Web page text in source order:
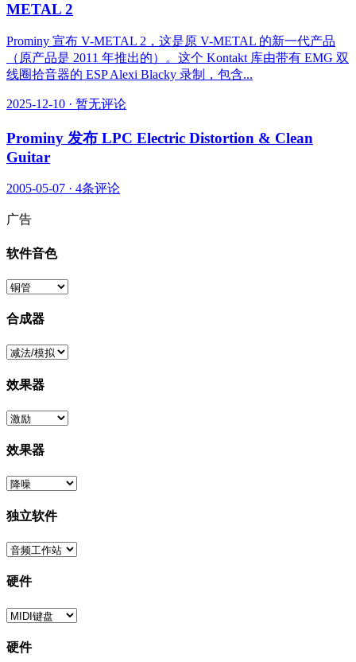
METAL 2
Prominy 宣布 V-METAL 2，这是原 V-METAL 的新一代产品
（原产品是 2011 年推出的）。这个 Kontakt 库由带有 EMG 双
线圈拾音器的 ESP Alexi Blacky 录制，包含...
2025-12-10 · 暂无评论
Prominy 发布 LPC Electric Distortion & Clean
Guitar
2005-05-07 · 4条评论
广告
软件音色
合成器
效果器
效果器
独立软件
硬件
硬件